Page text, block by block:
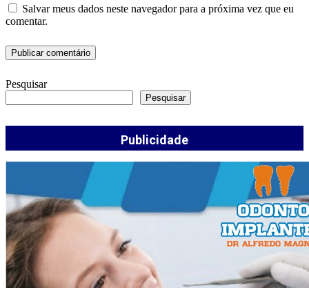
Salvar meus dados neste navegador para a próxima vez que eu
comentar.
Pesquisar
Pesquisar
Publicidade